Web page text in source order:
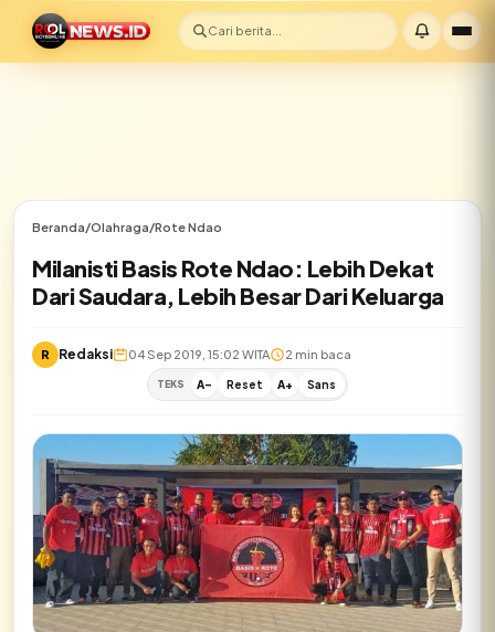
Cari berita...
Beranda/Olahraga/Rote Ndao
Milanisti Basis Rote Ndao: Lebih Dekat
Dari Saudara, Lebih Besar Dari Keluarga
R Redaksi 04 Sep 2019, 15:02 WITA 2 min baca
TEKS A- Reset A+ Sans
✕
Lihat semua hasil →